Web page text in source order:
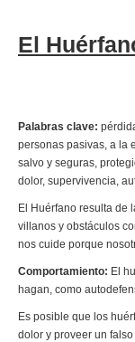
El
Palabras clave:
personas pasivas, a la
salvo y seguras,
dolor, supervivencia,
El Huérfano resulta de
villanos y obstáculos
nos cuide porque
Comportamiento: El
hagan, como
Es posible que los
dolor y proveer un